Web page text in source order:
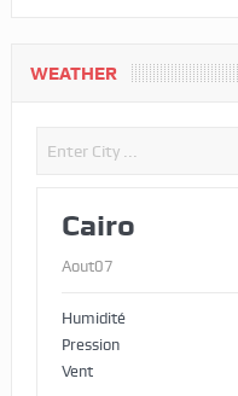
WEATHER
Cairo
Aout07
Humidité
Pression
Vent